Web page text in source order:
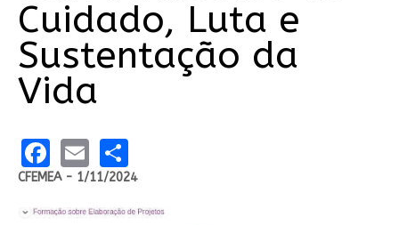
Cuidado, Luta e
Sustentação da
Vida
Facebook
EmailShare
CFEMEA - 1/11/2024